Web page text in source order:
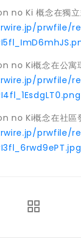
no Ki 概念在獨立
prwfile/
no Ki概念在公寓
prwfile/
no Ki概念在社區
prwfile/